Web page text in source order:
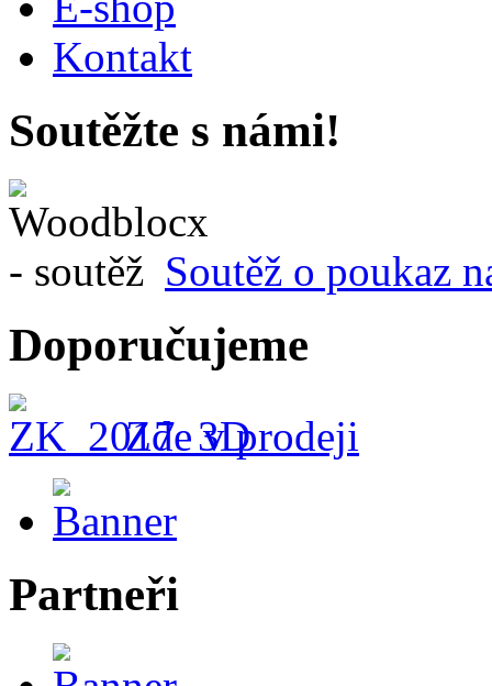
Kontakt
Soutěžte s námi!
Soutěž o poukaz
Doporučujeme
Zde v prodeji
Partneři